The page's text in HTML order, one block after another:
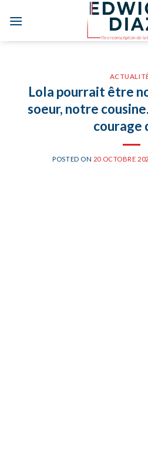
Lola pourrait être
soeur, notre
courage
POSTED ON 20 OCTOBRE